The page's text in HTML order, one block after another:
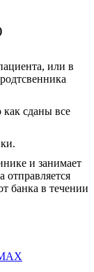
или в
сданы все
и занимает
отправляется
банка в течении